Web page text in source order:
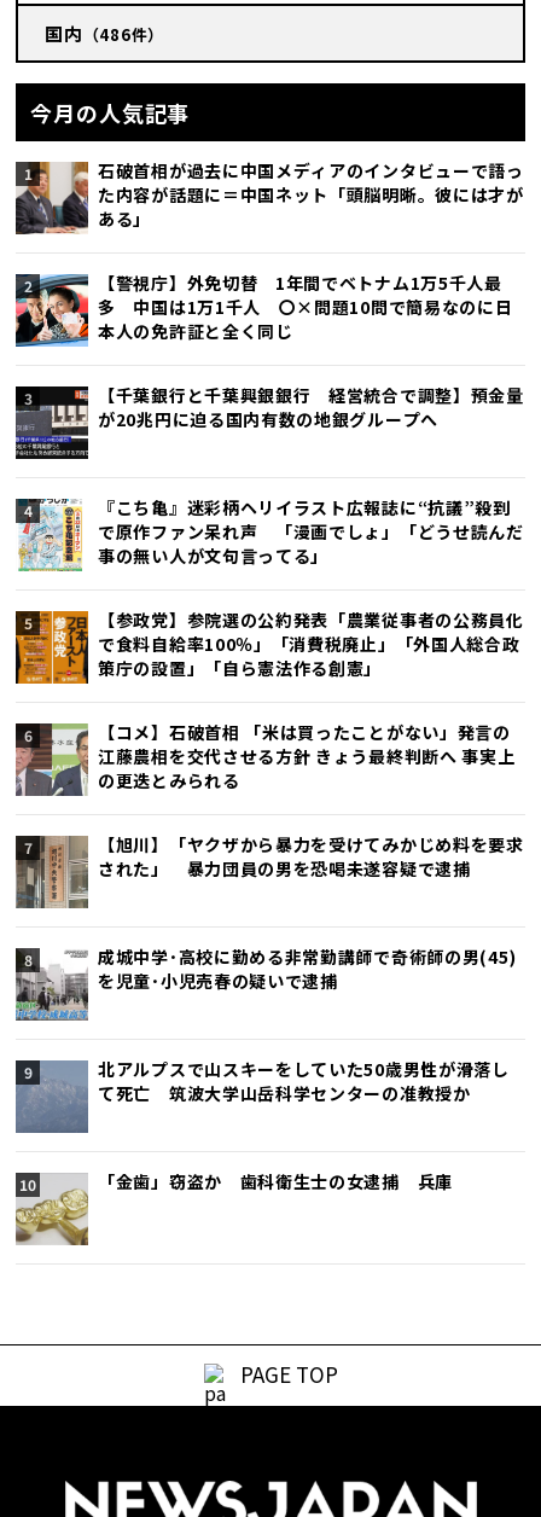
国内 （486件）
今月の人気記事
石破首相が過去に中国メディアのインタビューで語っ
た内容が話題に＝中国ネット「頭脳明晰。彼には才が
ある」
【警視庁】外免切替 1年間でベトナム1万5千人最
多 中国は1万1千人 〇×問題10問で簡易なのに日
本人の免許証と全く同じ
【千葉銀行と千葉興銀銀行 経営統合で調整】預金量
が20兆円に迫る国内有数の地銀グループへ
『こち亀』迷彩柄ヘリイラスト広報誌に“抗議”殺到
で原作ファン呆れ声 「漫画でしょ」「どうせ読んだ
事の無い人が文句言ってる」
【参政党】参院選の公約発表「農業従事者の公務員化
で食料自給率100％」「消費税廃止」「外国人総合政
策庁の設置」「自ら憲法作る創憲」
【コメ】石破首相 「米は買ったことがない」発言の
江藤農相を交代させる方針 きょう最終判断へ 事実上
の更迭とみられる
【旭川】「ヤクザから暴力を受けてみかじめ料を要求
された」 暴力団員の男を恐喝未遂容疑で逮捕
成城中学･高校に勤める非常勤講師で奇術師の男(45)
を児童･小児売春の疑いで逮捕
北アルプスで山スキーをしていた50歳男性が滑落し
て死亡 筑波大学山岳科学センターの准教授か
「金歯」窃盗か 歯科衛生士の女逮捕 兵庫
PAGE TOP